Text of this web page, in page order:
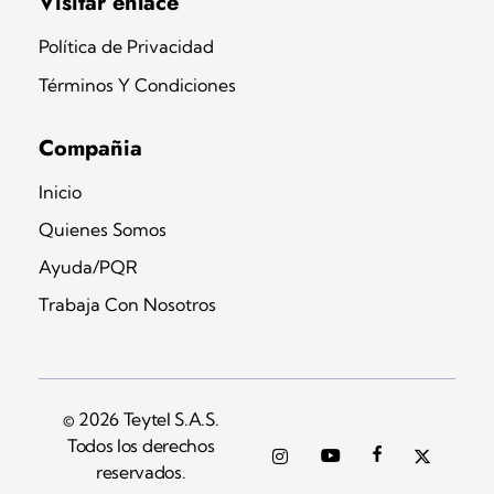
Política de Privacidad
Términos Y Condiciones
Compañia
Inicio
Quienes Somos
Ayuda/PQR
Trabaja Con Nosotros
© 2026 Teytel S.A.S.
Todos los derechos
reservados.